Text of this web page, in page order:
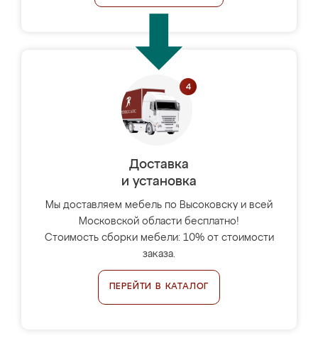
Доставка
и установка
Мы доставляем мебель по Высоковску и всей
Московской области бесплатно!
Стоимость сборки мебели: 10% от стоимости
заказа.
ПЕРЕЙТИ В КАТАЛОГ